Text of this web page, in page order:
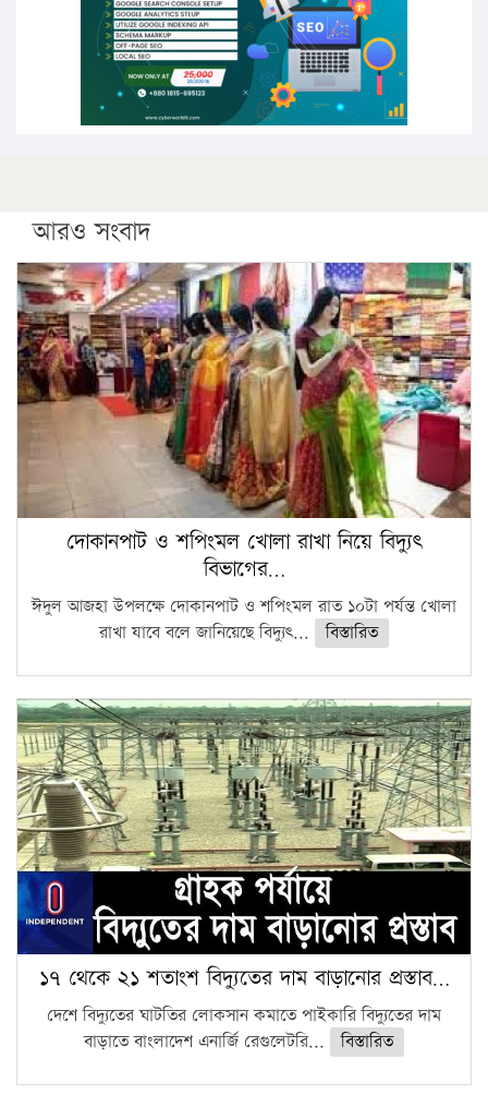
কঠোর হচ্ছে এসএসসি ও এইচএসসি পরীক্ষা
ফরিদগঞ্জে আগুনে পুড়লো ৬ ব্যবসা প্রতিষ্ঠান
আরও সংবাদ
দোকানপাট ও শপিংমল খোলা রাখা নিয়ে বিদ্যুৎ
বিভাগের…
ঈদুল আজহা উপলক্ষে দোকানপাট ও শপিংমল রাত ১০টা পর্যন্ত খোলা
রাখা যাবে বলে জানিয়েছে বিদ্যুৎ...
বিস্তারিত
১৭ থেকে ২১ শতাংশ বিদ্যুতের দাম বাড়ানোর প্রস্তাব…
দেশে বিদ্যুতের ঘাটতির লোকসান কমাতে পাইকারি বিদ্যুতের দাম
বাড়াতে বাংলাদেশ এনার্জি রেগুলেটরি...
বিস্তারিত